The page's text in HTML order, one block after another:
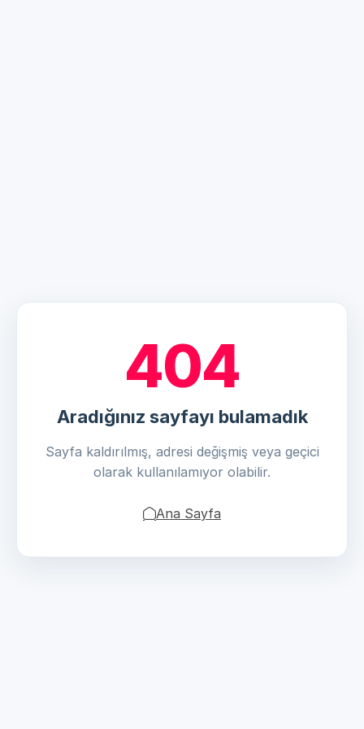
404
Aradığınız sayfayı bulamadık
Sayfa kaldırılmış, adresi değişmiş veya geçici
olarak kullanılamıyor olabilir.
Ana Sayfa